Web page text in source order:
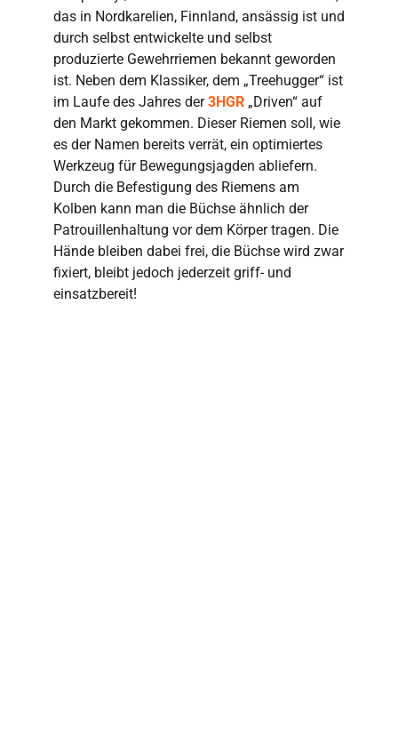
das in Nordkarelien, Finnland, ansässig ist und
durch selbst entwickelte und selbst
produzierte Gewehrriemen bekannt geworden
ist. Neben dem Klassiker, dem „Treehugger“ ist
im Laufe des Jahres der3HGR„Driven“ auf
den Markt gekommen. Dieser Riemen soll, wie
es der Namen bereits verrät, ein optimiertes
Werkzeug für Bewegungsjagden abliefern.
Durch die Befestigung des Riemens am
Kolben kann man die Büchse ähnlich der
Patrouillenhaltung vor dem Körper tragen. Die
Hände bleiben dabei frei, die Büchse wird zwar
fixiert, bleibt jedoch jederzeit griff- und
einsatzbereit!